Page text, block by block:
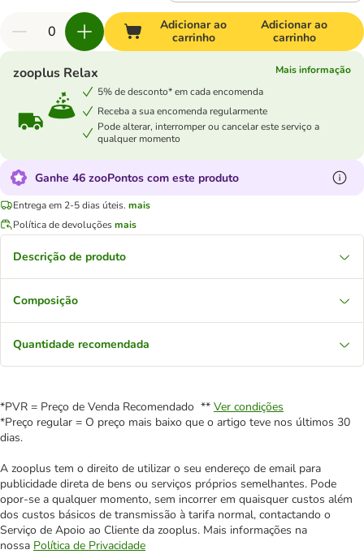
Adicionar ao
carrinho
Adicionar ao
carrinho
zooplus Relax
Mais informação
5% de desconto* em cada encomenda
Receba a sua encomenda regularmente
Pode alterar, interromper ou cancelar este serviço a
qualquer momento
Ganhe 46 zooPontos com este produto
Entrega em 2-5 dias úteis. mais
Política de devoluçõesmais
Descrição de produto
Composição
Quantidade recomendada
*PVR = Preço de Venda Recomendado ** Ver condições
*Preço regular = O preço mais baixo que o artigo teve nos últimos 30
dias.
A zooplus tem o direito de utilizar o seu endereço de email para
publicidade direta de bens ou serviços próprios semelhantes. Pode
opor-se a qualquer momento, sem incorrer em quaisquer custos além
dos custos básicos de transmissão à tarifa normal, contactando o
Serviço de Apoio ao Cliente da zooplus. Mais informações na
nossa Política de Privacidade